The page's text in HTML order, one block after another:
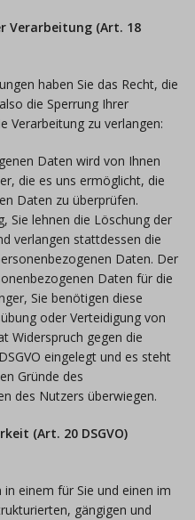
Verarbeitung (Art. 18
haben Sie das Recht, die
die Sperrung Ihrer
Verarbeitung zu verlangen:
Daten wird von Ihnen
die es uns ermöglicht, die
Daten zu überprüfen.
Sie lehnen die Löschung der
verlangen stattdessen die
Daten. Der
Daten für die
Sie benötigen diese
oder Verteidigung von
Widerspruch gegen die
eingelegt und es steht
Gründe des
des Nutzers überwiegen.
(Art. 20 DSGVO)
einem für Sie und einen im
gängigen und